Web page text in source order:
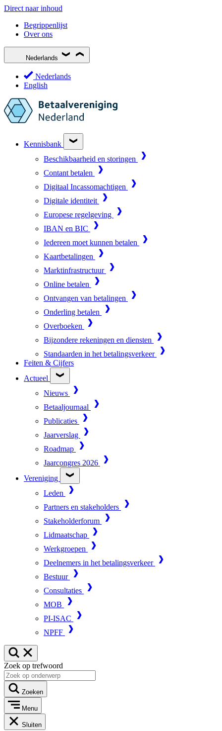
Direct naar inhoud
Begrippenlijst
Over ons
Nederlands
Nederlands
English
Kennisbank
Beschikbaarheid en storingen
Contant betalen
Digitaal Incassomachtigen
Digitale identiteit
Europese regelgeving
IBAN en BIC
Iedereen moet kunnen betalen
Kaartbetalingen
Marktinfrastructuur
Online betalen
Ontvangen van betalingen
Onderling betalen
Overboeken
Bijzondere rekeningen en diensten
Standaarden in het betalingsverkeer
Feiten & Cijfers
Actueel
Nieuws
Betaaljournaal
Publicaties
Jaarverslag
Roadmap
Jaarcongres 2026
Vereniging
Leden
Partners en stakeholders
Stakeholderforum
Lidmaatschap
Werkgroepen
Deelnemers in het betalingsverkeer
Bestuur
Consultaties
MOB
PI-ISAC
NPFF
Zoek op trefwoord
Zoeken
Menu
Sluiten